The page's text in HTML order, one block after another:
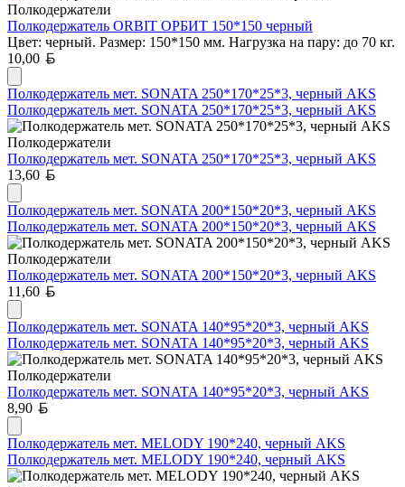
Полкодержатели
Полкодержатель ORBIT ОРБИТ 150*150 черный
Цвет: черный. Размер: 150*150 мм. Нагрузка на пару: до 70 кг.
10,00
Полкодержатель мет. SONATA 250*170*25*3, черный AKS
Полкодержатель мет. SONATA 250*170*25*3, черный AKS
Полкодержатели
Полкодержатель мет. SONATA 250*170*25*3, черный AKS
13,60
Полкодержатель мет. SONATA 200*150*20*3, черный AKS
Полкодержатель мет. SONATA 200*150*20*3, черный AKS
Полкодержатели
Полкодержатель мет. SONATA 200*150*20*3, черный AKS
11,60
Полкодержатель мет. SONATA 140*95*20*3, черный AKS
Полкодержатель мет. SONATA 140*95*20*3, черный AKS
Полкодержатели
Полкодержатель мет. SONATA 140*95*20*3, черный AKS
8,90
Полкодержатель мет. MELODY 190*240, черный AKS
Полкодержатель мет. MELODY 190*240, черный AKS